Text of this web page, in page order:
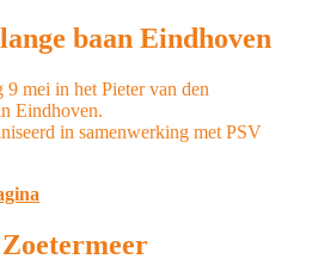
baan Eindhoven
mei in het Pieter van den
Eindhoven.
in samenwerking met PSV